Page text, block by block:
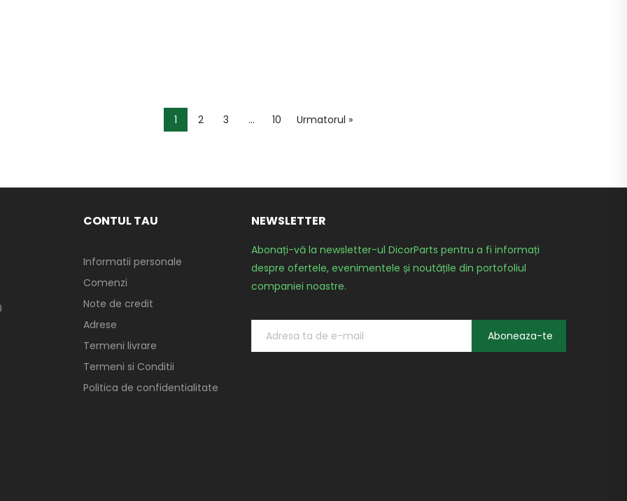
1 2 3 … 10 Urmatorul »
CONTUL TAU
Informatii personale
Comenzi
Note de credit
Adrese
Termeni livrare
Termeni si Conditii
Politica de confidentialitate
NEWSLETTER
Abonați-vă la newsletter-ul DicorParts pentru a fi informați
despre ofertele, evenimentele și noutățile din portofoliul
companiei noastre.
Aboneaza-te